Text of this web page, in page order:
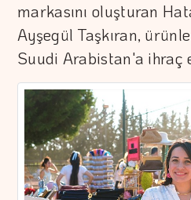
markasını oluşturan
Ayşegül Taşkıran,
Suudi Arabistan'a ihraç